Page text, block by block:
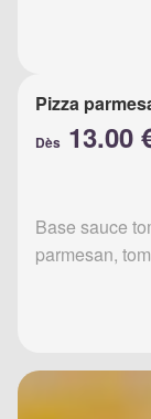
Pizza
Dès 13.00
Base sauce
parmesan,